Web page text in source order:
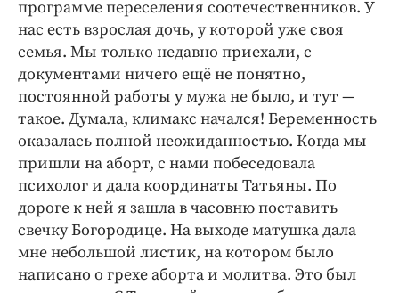
программе переселения соотечественников. У
нас есть взрослая дочь, у которой уже своя
семья. Мы только недавно приехали, с
документами ничего ещё не понятно,
постоянной работы у мужа не было, и тут —
такое. Думала, климакс начался! Беременность
оказалась полной неожиданностью. Когда мы
пришли на аборт, с нами побеседовала
психолог и дала координаты Татьяны. По
дороге к ней я зашла в часовню поставить
свечку Богородице. На выходе матушка дала
мне небольшой листик, на котором было
написано о грехе аборта и молитва. Это был